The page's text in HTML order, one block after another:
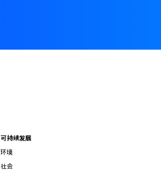
可持续发展
环境
社会